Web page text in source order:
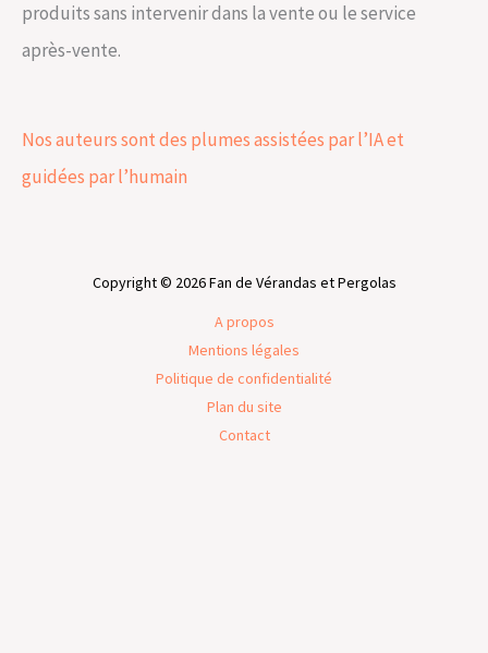
produits sans intervenir dans la vente ou le service
après-vente.
Nos auteurs sont des plumes assistées par l’IA et
guidées par l’humain
Copyright © 2026 Fan de Vérandas et Pergolas
A propos
Mentions légales
Politique de confidentialité
Plan du site
Contact